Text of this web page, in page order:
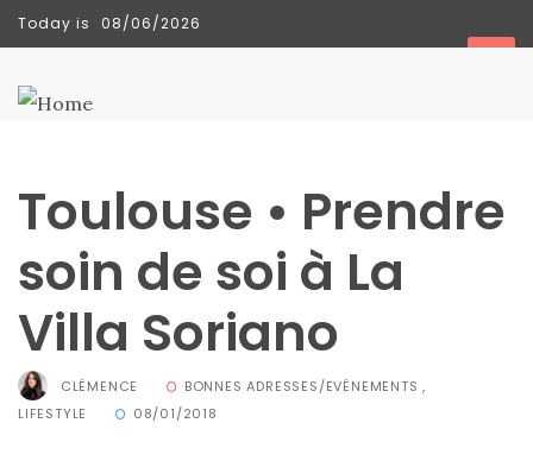
TENDANCES
Sac
Floral
Tote
Bag
de Silkyhaus :
mon
Today is 08/06/2026
Toulouse • Prendre
soin de soi à La
Villa Soriano
CLÉMENCE BONNES ADRESSES/EVÉNEMENTS ,
LIFESTYLE
08/01/2018